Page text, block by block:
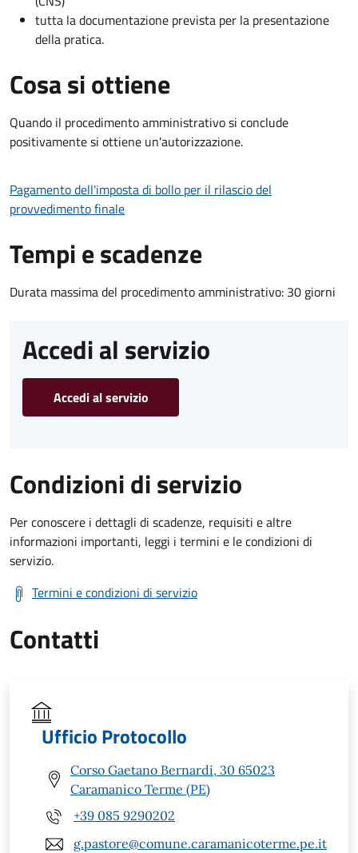
tutta la documentazione prevista per la presentazione
della pratica.
Cosa si ottiene
Quando il procedimento amministrativo si conclude
positivamente si ottiene un'autorizzazione.
Pagamento dell'imposta di bollo per il rilascio del
provvedimento finale
Tempi e scadenze
Durata massima del procedimento amministrativo: 30 giorni
Accedi al servizio
Accedi al servizio
Condizioni di servizio
Per conoscere i dettagli di scadenze, requisiti e altre
informazioni importanti, leggi i termini e le condizioni di
servizio.
Termini e condizioni di servizio
Contatti
Ufficio Protocollo
Corso Gaetano Bernardi, 30 65023
Caramanico Terme (PE)
+39 085 9290202
g.pastore@comune.caramanicoterme.pe.it